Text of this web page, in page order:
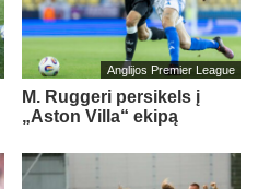
Anglijos Premier League
M. Ruggeri persikels į
„Aston Villa“ ekipą